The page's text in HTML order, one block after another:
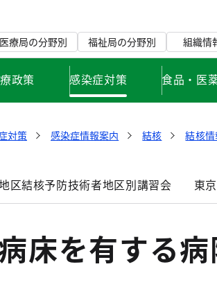
療局の分野別 福祉局の分野別 組織情
政策 感染症対策 食品・医
対策 感染症情報案内 結核 結核
区結核予防技術者地区別講習会 東
床を有する